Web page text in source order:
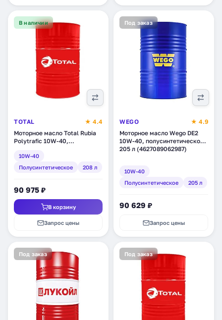
В наличии
TOTAL
★ 4.4
Моторное масло Total Rubia
Polytrafic 10W-40,
(128802)
10W-40
Полусинтетическое
208 л
90 975 ₽
В корзину
Запрос цены
Под заказ
WEGO
★ 4.9
Моторное масло Wego DE2
10W-40, полусинтетическое,
205 л (4627089062987)
10W-40
Полусинтетическое
205 л
90 629 ₽
Запрос цены
Под заказ Под заказ